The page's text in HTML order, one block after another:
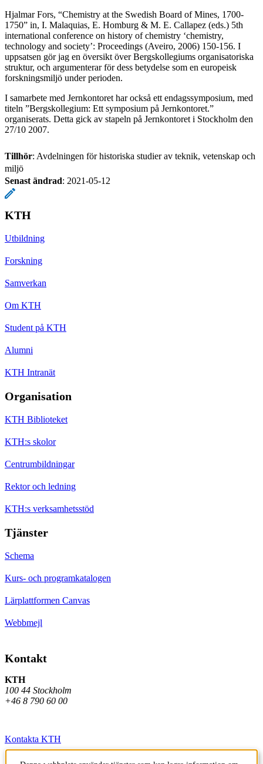
Hjalmar Fors, “Chemistry at the Swedish Board of Mines, 1700-
1750” in, I. Malaquias, E. Homburg & M. E. Callapez (eds.) 5th
international conference on history of chemistry ‘chemistry,
technology and society’: Proceedings (Aveiro, 2006) 150-156. I
uppsatsen gör jag en översikt över Bergskollegiums organisatoriska
struktur, och argumenterar för dess betydelse som en europeisk
forskningsmiljö under perioden.
I samarbete med Jernkontoret har också ett endagssymposium, med
titeln ”Bergskollegium: Ett symposium på Jernkontoret.”
organiserats. Detta gick av stapeln på Jernkontoret i Stockholm den
27/10 2007.
Tillhör: Avdelningen för historiska studier av teknik, vetenskap och
miljö
Senast ändrad: 2021-05-12
KTH
Utbildning
Forskning
Samverkan
Om KTH
Student på KTH
Alumni
KTH Intranät
Organisation
KTH Biblioteket
KTH:s skolor
Centrumbildningar
Rektor och ledning
KTH:s verksamhetsstöd
Tjänster
Schema
Kurs- och programkatalogen
Lärplattformen Canvas
Webbmejl
Kontakt
KTH
100 44 Stockholm
+46 8 790 60 00
Kontakta KTH
Jobba på KTH